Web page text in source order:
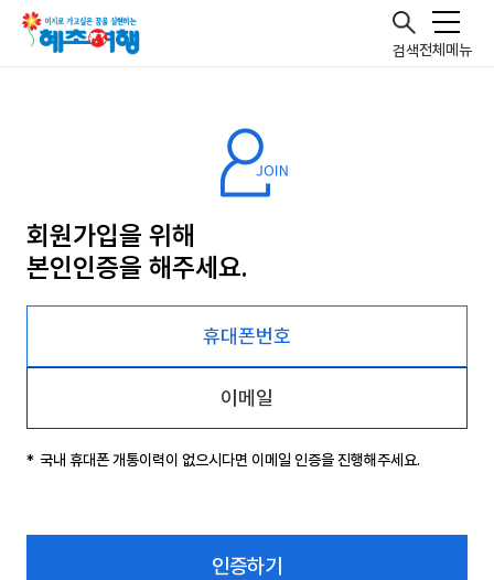
검색전체메뉴
회원가입을 위해
본인인증을 해주세요.
휴대폰번호
이메일
국내 휴대폰 개통이력이 없으시다면 이메일 인증을 진행해주세요.
인증하기